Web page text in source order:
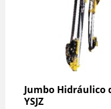
Jumbo Hidráulico
YSJZ